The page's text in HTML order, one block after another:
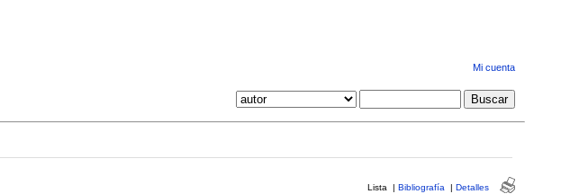
Mi cuenta
Lista | Bibliografía | Detalles